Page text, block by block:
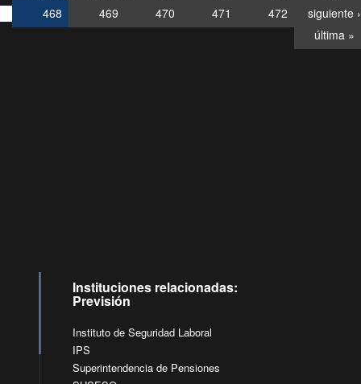
468
469 470 471 472
siguiente ›
última »
Instituciones relacionadas:
Previsión
Instituto de Seguridad Laboral
IPS
Superintendencia de Pensiones